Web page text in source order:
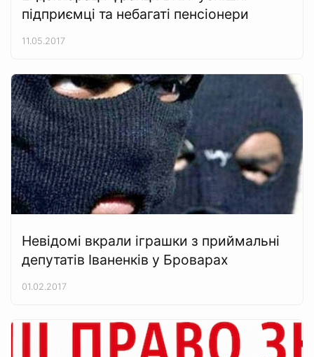
підприємці та небагаті пенсіонери
11.05.2017
Невідомі вкрали іграшки з приймальні
депутатів Іваненків у Броварах
01.02.2017